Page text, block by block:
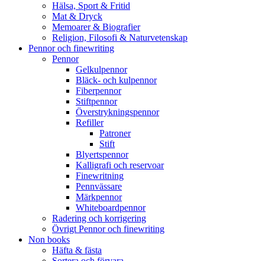
Hälsa, Sport & Fritid
Mat & Dryck
Memoarer & Biografier
Religion, Filosofi & Naturvetenskap
Pennor och finewriting
Pennor
Gelkulpennor
Bläck- och kulpennor
Fiberpennor
Stiftpennor
Överstrykningspennor
Refiller
Patroner
Stift
Blyertspennor
Kalligrafi och reservoar
Finewritning
Pennvässare
Märkpennor
Whiteboardpennor
Radering och korrigering
Övrigt Pennor och finewriting
Non books
Häfta & fästa